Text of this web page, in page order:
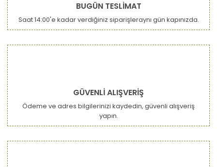
Ürün açıklamasında eksik bilgiler bulunuyor.
Ürün bilgilerinde hatalar bulunuyor.
Gönder
BUGÜN TESLİMAT
Saat 14:00'e kadar verdiğiniz siparişleraynı gün kapınızda.
GÜVENLİ ALIŞVERİŞ
Ödeme ve adres bilgilerinizi kaydedin, güvenli alışveriş
yapın.